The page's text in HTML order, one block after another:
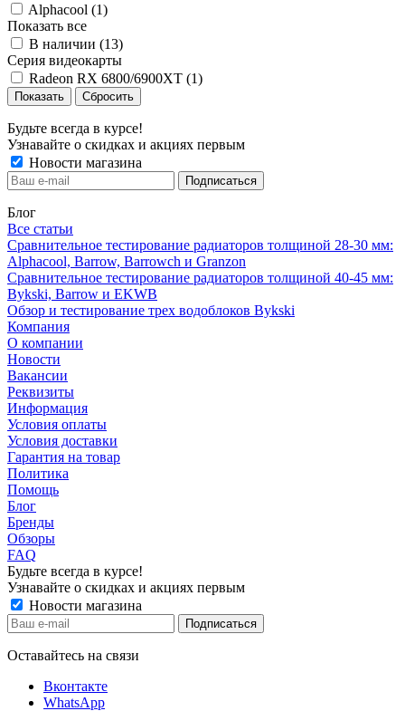
Alphacool (1)
Показать все
В наличии (13)
Серия видеокарты
Radeon RX 6800/6900XT (1)
Сбросить
Будьте всегда в курсе!
Узнавайте о скидках и акциях первым
Новости магазина
Блог
Все статьи
Сравнительное тестирование радиаторов толщиной 28-30 мм:
Alphacool, Barrow, Barrowch и Granzon
Сравнительное тестирование радиаторов толщиной 40-45 мм:
Bykski, Barrow и EKWB
Обзор и тестирование трех водоблоков Bykski
Компания
О компании
Новости
Вакансии
Реквизиты
Информация
Условия оплаты
Условия доставки
Гарантия на товар
Политика
Помощь
Блог
Бренды
Обзоры
FAQ
Будьте всегда в курсе!
Узнавайте о скидках и акциях первым
Новости магазина
Оставайтесь на связи
Вконтакте
WhatsApp